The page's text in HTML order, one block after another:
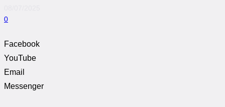
0
Facebook
YouTube
Email
Messenger